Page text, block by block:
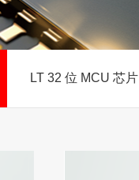
LT 32 位 MCU 芯片